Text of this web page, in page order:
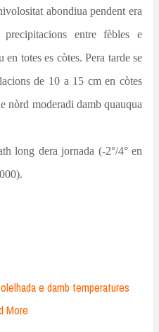
abondiua pendent era
entre fèbles e
en totes es còtes. Pera tarde se
de 10 a 15 cmen còtes
nòrd moderadi damb quauqua
long dera jornada (-2°/4° en
e damb temperatures
More